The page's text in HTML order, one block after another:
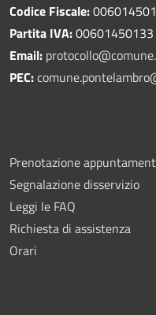
Codice Fiscale:
Partita IVA:00601450133
Email:
PEC:
Prenotazione
Segnalazione disservizio
Leggi le FAQ
Richiesta di assistenza
Orari